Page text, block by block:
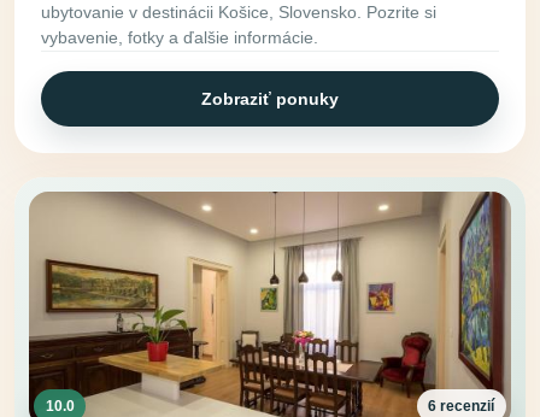
ubytovanie v destinácii Košice, Slovensko. Pozrite si
vybavenie, fotky a ďalšie informácie.
Zobraziť ponuky
10.0 6 recenzií